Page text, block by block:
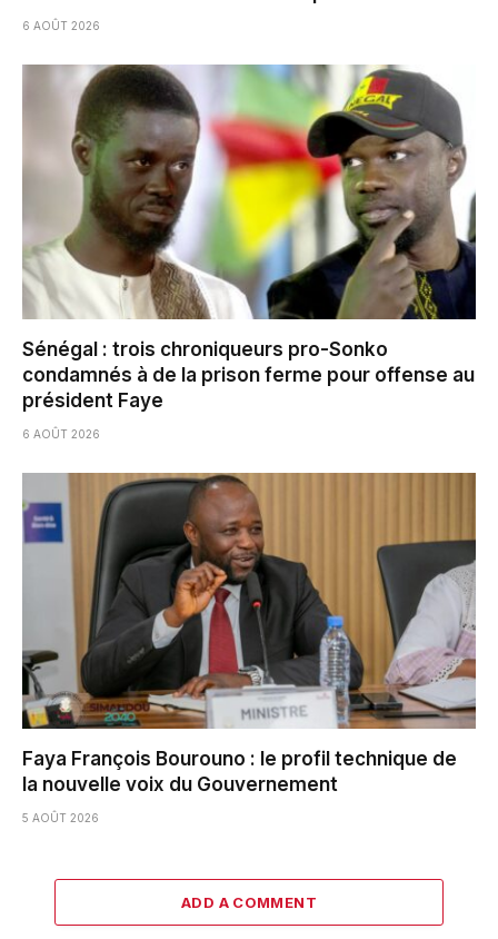
6 AOÛT 2026
Sénégal : trois chroniqueurs pro-Sonko
condamnés à de la prison ferme pour offense au
président Faye
6 AOÛT 2026
Faya François Bourouno : le profil technique de
la nouvelle voix du Gouvernement
5 AOÛT 2026
ADD A COMMENT